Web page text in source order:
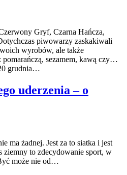
Gryf, Czarna Hańcza,
piwowarzy zaskakiwali
wyrobów, ale także
pomarańczą, sezamem, kawą czy…
grudnia…
uderzenia – o
ma żadnej. Jest za to siatka i jest
to zdecydowanie sport, w
może nie od…